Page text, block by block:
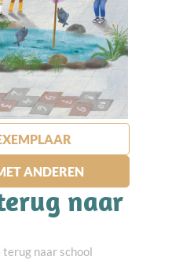
ANDEREN
naar
terug naar school